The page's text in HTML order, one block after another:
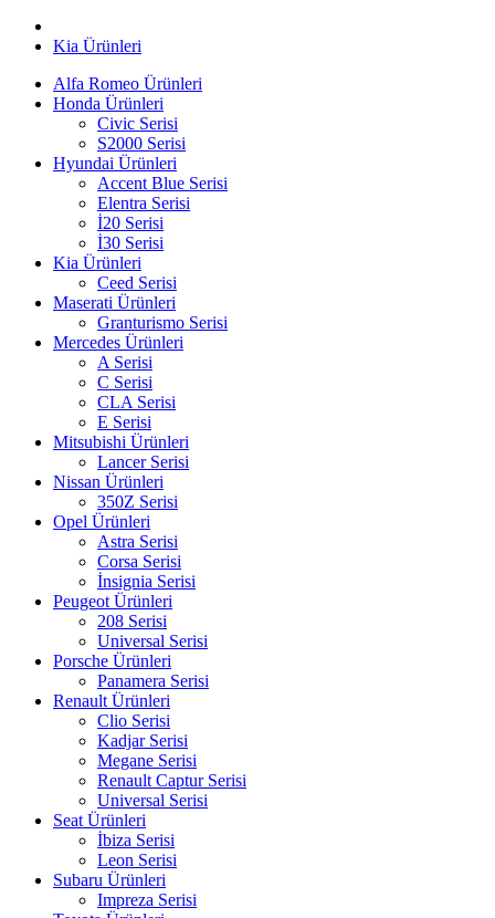
Kia Ürünleri
Alfa Romeo Ürünleri
Honda Ürünleri
Civic Serisi
S2000 Serisi
Hyundai Ürünleri
Accent Blue Serisi
Elentra Serisi
İ20 Serisi
İ30 Serisi
Kia Ürünleri
Ceed Serisi
Maserati Ürünleri
Granturismo Serisi
Mercedes Ürünleri
A Serisi
C Serisi
CLA Serisi
E Serisi
Mitsubishi Ürünleri
Lancer Serisi
Nissan Ürünleri
350Z Serisi
Opel Ürünleri
Astra Serisi
Corsa Serisi
İnsignia Serisi
Peugeot Ürünleri
208 Serisi
Universal Serisi
Porsche Ürünleri
Panamera Serisi
Renault Ürünleri
Clio Serisi
Kadjar Serisi
Megane Serisi
Renault Captur Serisi
Universal Serisi
Seat Ürünleri
İbiza Serisi
Leon Serisi
Subaru Ürünleri
Impreza Serisi